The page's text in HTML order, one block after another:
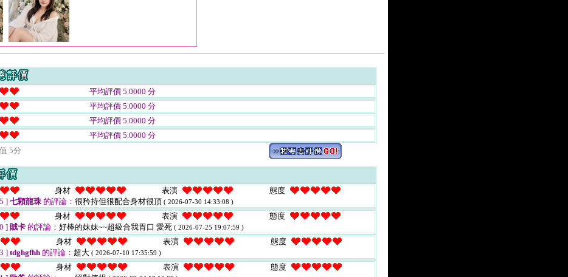
平均評價 5.0000 分
平均評價 5.0000 分
平均評價 5.0000 分
平均評價 5.0000 分
5分
身材 表演
態度
]七顆龍珠的評論： 很矜持但很配合身材很頂 ( 2026-07-30 14:33:08 )
身材 表演
態度
]賊卡 的評論： 好棒的妹妹~~超級合我胃口 愛死 ( 2026-07-25 19:07:59 )
身材 表演
態度
]tdghgfhh 的評論： 超大 ( 2026-07-10 17:35:59 )
身材 表演
態度